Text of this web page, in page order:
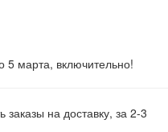
марта, включительно!
на доставку, за 2-3